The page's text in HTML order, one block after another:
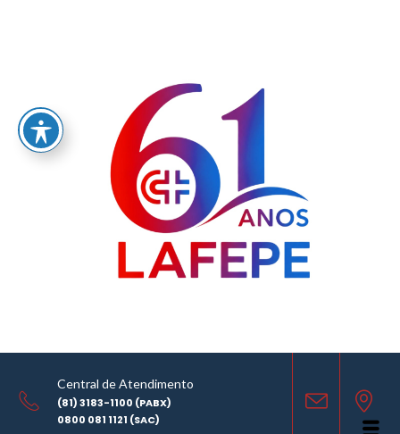
Central de Atendimento
(81) 3183-1100 (PABX)
0800 081 1121 (SAC)
LABORATÓRIO FARMACÊUTICO DO ESTADO DE PERNAMBUCO
GOVERNADOR MIGUEL ARRAES - LAFEPE AVISO DE COTAÇÃO Nº 0057/2025
COMPARTILHE